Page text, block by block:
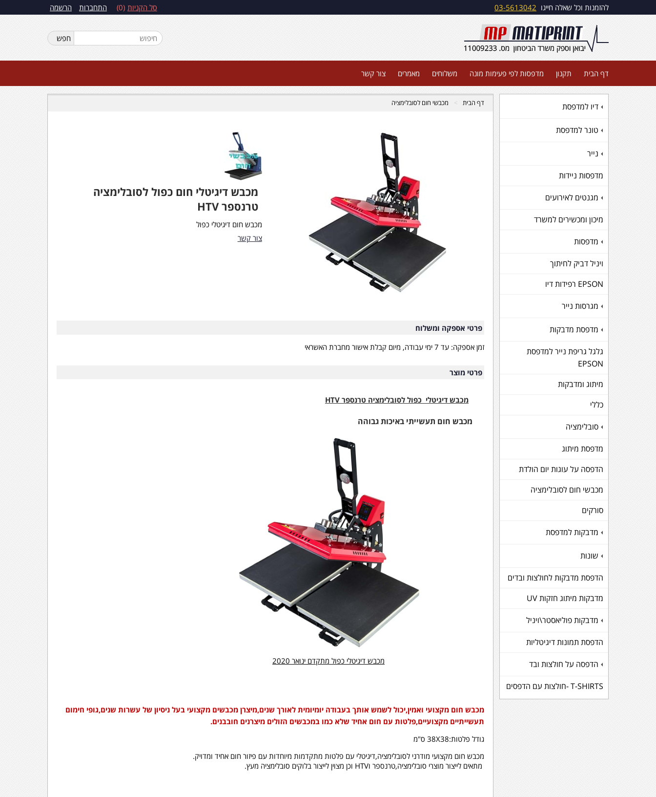
התחברות הרשמה סל הקניות 0 להזמנות וכל שאלה חייגו 03-5613042
דף הבית תקנון מדפסות לפי פעימות מונה משלוחים מאמרים צור קשר
+
דיו למדפסת
+
טונר למדפסת
+
נייר
מדפסות ניידות
+
מגנטים לאירועים
מיכון ומכשירים למשרד
+
מדפסות
ויניל דביק לחיתוך
EPSON רפידות דיו
+
מגרסות נייר
+
מדפסת מדבקות
גלגל גריפת נייר למדפסת
EPSON
מיתוג ומדבקות
כללי
+
סובלימציה
מדפסת מיתוג
הדפסה על עוגות יום הולדת
מכבשי חום לסובלימציה
סורקים
+
מדבקות למדפסת
+
שונות
הדפסת מדבקות לחולצות ובדים
מדבקות מיתוג חזקות UV
+
מדבקות פוליאסטר\ויניל
הדפסת תמונות דיגיטליות
+
הדפסה על חולצות ובד
T-SHIRTS -חולצות עם הדפסים
דף הבית מכבשי חום לסובלימציה
מכבש דיגיטלי חום כפול לסובלימציה
טרנספר HTV
מכבש חום דיגיטלי כפול
צור קשר
פרטי אספקה ומשלוח
זמן אספקה: עד 7 ימי עבודה, מיום קבלת אישור מחברת האשראי
פרטי מוצר
מכבש דיגיטלי כפול לסובלימציה טרנספר HTV
מכבש חום תעשייתי באיכות גבוהה
מכבש דיגיטלי כפול מתקדם ינואר 2020
מכבש חום מקצועי ואמין,יכול לשמש אותך בעבודה יומיומית לאורך שנים,מיצרן מכבשים מקצועי בעל ניסיון של עשרות שנים,גופי חימום
תעשייתיים מקצועיים,פלטות עם חום אחיד שלא כמו במכבשים הזולים מיצרנים חובבנים.
גודל פלטות:38X38 ס"מ
מכבש חום מקצועי מודרני לסובלימציה,דיגיטלי עם פלטות מתקדמות מיוחדות עם פיזור חום אחיד ומדויק.
מתאים לייצור מוצרי סובלימציה,טרנספר וHTV וכן מצוין לייצור בלוקים סובלימציה מעץ.